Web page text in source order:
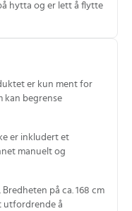
hytta og er lett å flytte
er kun ment for
kan begrense
er inkludert et
manuelt og
på ca. 168 cm
utfordrende å